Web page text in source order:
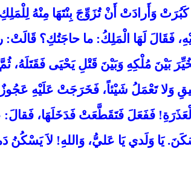
وَأَرادَتْ أَنْ تُزَوِّجَ بِنْتَهَا مِنْهُ
فَقَالَ لَهَا الْمَلِكُ: ما حاجَتُكِ؟ قَالَتْ:
بَيْنَ مُلْكِهِ وَبَيْنَ قَتْلِ يَحْيَى
وَلا تَعْمَلُ شَيْئاً، فَخَرَجَتْ عَلَيْهِ عَجُوزٌ مِنَ
فَفَعَلَ فَتَقَطَّعَتْ فَدَخَلَهَا،
يَا وَلَدي يَا عَليُّ، وَاللهِ! لاَ